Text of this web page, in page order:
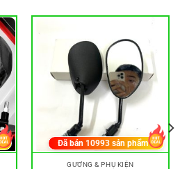
GƯƠNG & PHỤ KIỆN
Đã bán 10993 sản phẩm